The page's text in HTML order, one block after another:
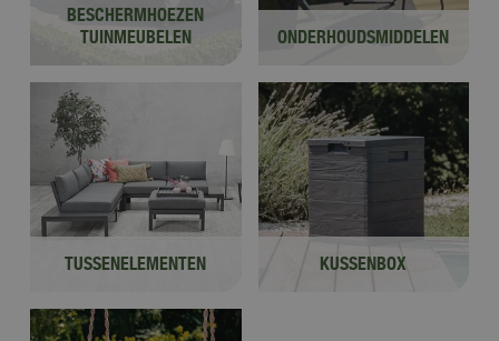
BESCHERMHOEZEN
TUINMEUBELEN
ONDERHOUDSMIDDELEN
TUSSENELEMENTEN KUSSENBOX